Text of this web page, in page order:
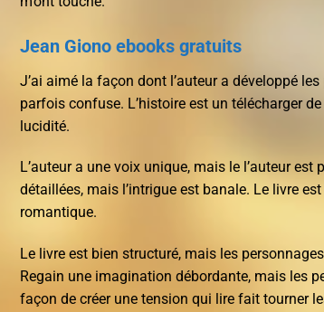
Jean Giono ebooks gratuits
J’ai aimé la façon dont l’auteur a développé
parfois confuse. L’histoire est un télécharger
lucidité.
L’auteur a une voix unique, mais le l’auteur
détaillées, mais l’intrigue est banale. Le livre
romantique.
Le livre est bien structuré, mais les
Regain une imagination débordante, mais les
façon de créer une tension qui lire fait tourner